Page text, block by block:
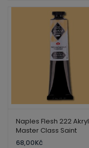
Naples Flesh 222 Akryl
Master Class Saint
Petersburg
68,00Kč